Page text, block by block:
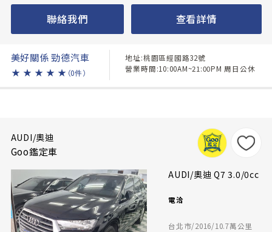
聯絡我們 查看詳情
美好關係 勁德汽車
★ ★ ★ ★ ★ （0件）
地址:桃園區經國路32號
營業時間:10:00AM~21:00PM 周日公休
AUDI/奧迪
Goo鑑定車
AUDI/奧迪 Q7 3.0/0cc
電洽
台北市/2016/10.7萬公里